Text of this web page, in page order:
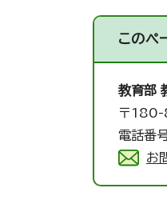
このペ
教育部
〒180-
電話番
お